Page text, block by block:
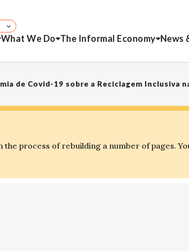
What We Do The Informal Economy News
process of rebuilding a number of pages.